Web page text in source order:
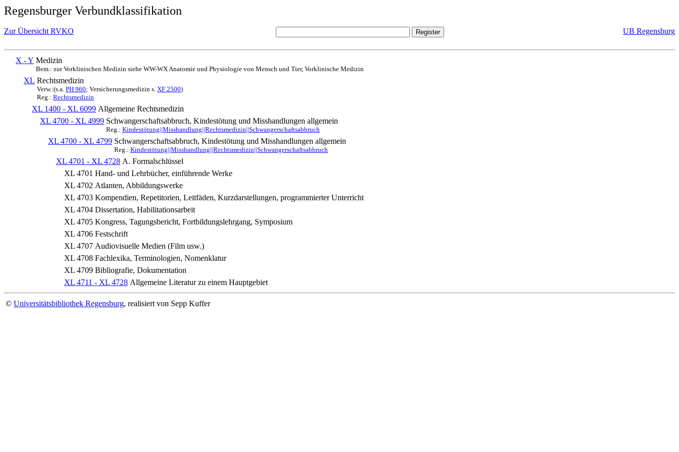
Regensburger Verbundklassifikation
Zur Übersicht RVKO UB Regensburg
X - Y Medizin
Bem.: zur Vorklinischen Medizin siehe WW-WX Anatomie und Physiologie von Mensch und Tier, Vorklinische Medizin
XL Rechtsmedizin
Verw.:(s.a. PH 960; Versicherungsmedizin s. XF 2500)
Reg.: Rechtsmedizin
XL 1400 - XL 6099 Allgemeine Rechtsmedizin
XL 4700 - XL 4999 Schwangerschaftsabbruch, Kindestötung und Misshandlungen allgemein
Reg.: Kindestötung||Misshandlung||Rechtsmedizin||Schwangerschaftsabbruch
XL 4700 - XL 4799 Schwangerschaftsabbruch, Kindestötung und Misshandlungen allgemein
Reg.: Kindestötung||Misshandlung||Rechtsmedizin||Schwangerschaftsabbruch
XL 4701 - XL 4728 A. Formalschlüssel
XL 4701 Hand- und Lehrbücher, einführende Werke
XL 4702 Atlanten, Abbildungswerke
XL 4703 Kompendien, Repetitorien, Leitfäden, Kurzdarstellungen, programmierter Unterricht
XL 4704 Dissertation, Habilitationsarbeit
XL 4705 Kongress, Tagungsbericht, Fortbildungslehrgang, Symposium
XL 4706 Festschrift
XL 4707 Audiovisuelle Medien (Film usw.)
XL 4708 Fachlexika, Terminologien, Nomenklatur
XL 4709 Bibliografie, Dokumentation
XL 4711 - XL 4728 Allgemeine Literatur zu einem Hauptgebiet
© Universitätsbibliothek Regensburg, realisiert von Sepp Kuffer